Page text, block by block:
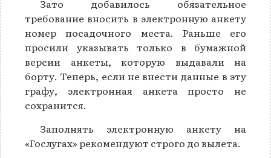
Зато добавилось обязательное
требование вносить в электронную анкету
номер посадочного места. Раньше его
просили указывать только в бумажной
версии анкеты, которую выдавали на
борту. Теперь, если не внести данные в эту
графу, электронная анкета просто не
сохранится.
Заполнять электронную анкету на
«Гослугах» рекомендуют строго до вылета.